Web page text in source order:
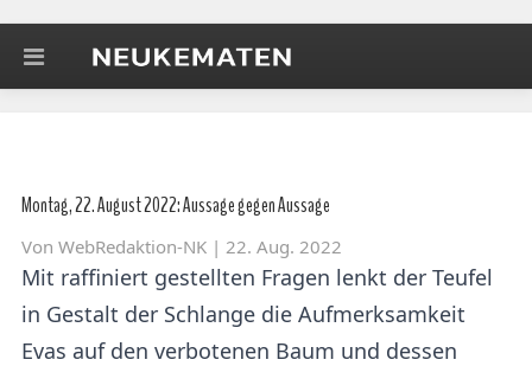
Montag, 22. August 2022: Aussage gegen Aussage
Von WebRedaktion-NK | 22. Aug. 2022
Mit raffiniert gestellten Fragen lenkt der Teufel
in Gestalt der Schlange die Aufmerksamkeit
Evas auf den verbotenen Baum und dessen